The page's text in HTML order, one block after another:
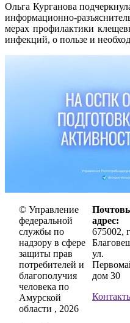
Ольга Курганова
информационно-
мерах профилактики
инфекций, о пользе и
© Управление
федеральной
службы по
надзору в сфере
защиты прав
потребителей и
благополучия
человека по
Амурской
области , 2026
адрес:
675002,
ул.
дом 30